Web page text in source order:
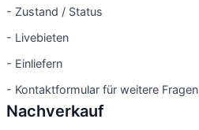
- Zustand / Status
- Livebieten
- Einliefern
- Kontaktformular für weitere Fragen
Nachverkauf